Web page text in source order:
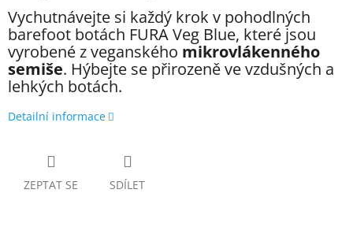
Vychutnávejte si každý krok v pohodlných
barefoot botách FURA Veg Blue, které jsou
vyrobené z veganského mikrovlákenného
semiše. Hýbejte se přirozeně ve vzdušných a
lehkých botách.
Detailní informace
ZEPTAT SE SDÍLET